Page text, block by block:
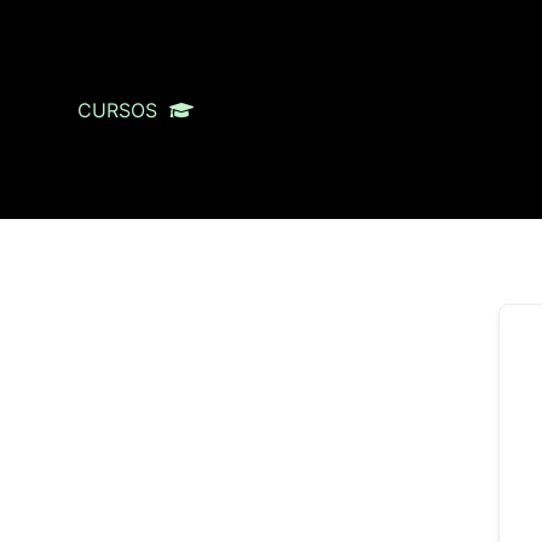
CURSOS